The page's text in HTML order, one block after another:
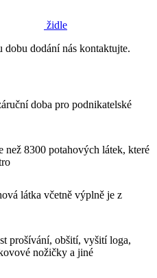
židle
dodání nás kontaktujte.
doba pro podnikatelské
než 8300 potahových látek, které
látka včetně výplně je z
prošívání, obšití, vyšití loga,
nožičky a jiné